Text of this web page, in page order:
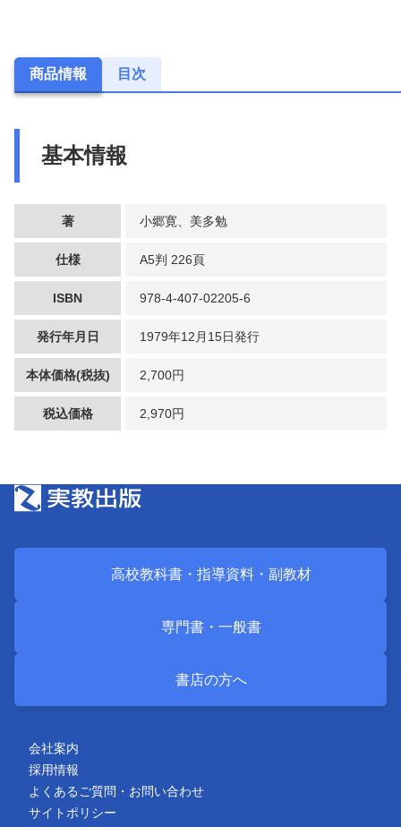
商品情報 目次
基本情報
著 小郷寛、美多勉
仕様 A5判 226頁
ISBN 978-4-407-02205-6
発行年月日 1979年12月15日発行
本体価格(税抜) 2,700円
税込価格 2,970円
高校教科書・ 指導資料・ 副教材
専門書・ 一般書
書店の方へ
会社案内
採用情報
よくあるご質問・お問い合わせ
サイトポリシー